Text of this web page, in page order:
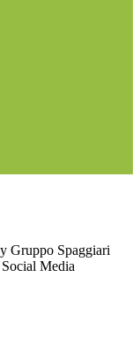
Gruppo Spaggiari
Media